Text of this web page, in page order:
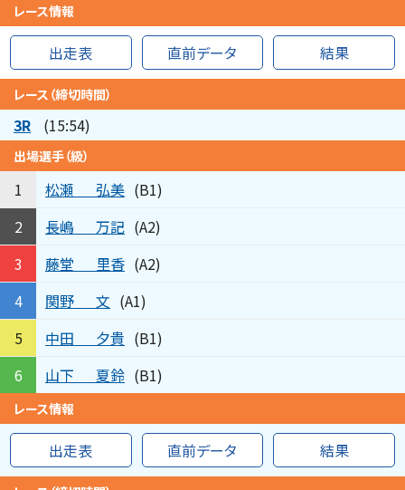
レース情報
出走表 直前データ 結果
レース（締切時間）
3R (15:54)
出場選手（級）
1 松瀬 弘美 (B1)
2
長嶋 万記 (A2)
3
藤堂 里香 (A2)
4
関野 文 (A1)
5
中田 夕貴 (B1)
6
山下 夏鈴 (B1)
レース情報
出走表 直前データ 結果